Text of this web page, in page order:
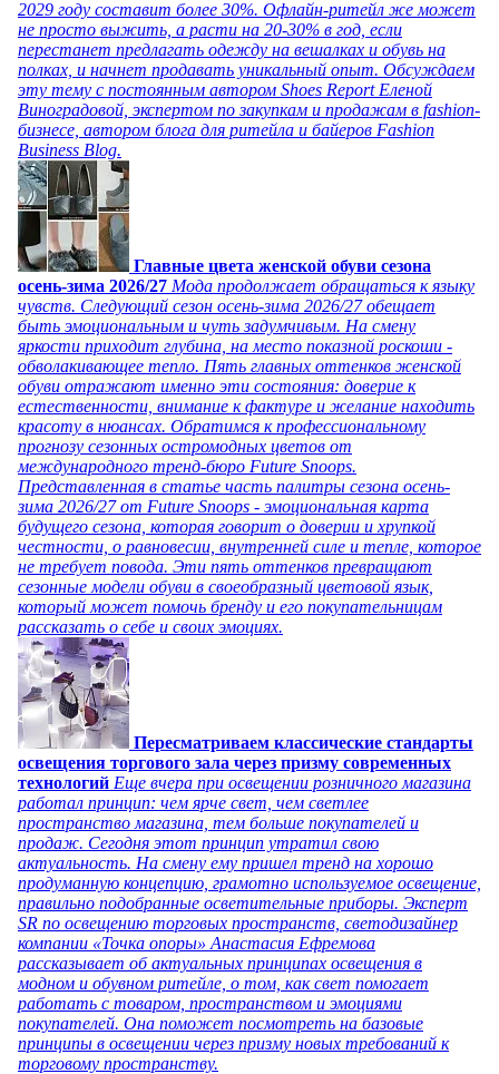
2029 году составит более 30%. Офлайн-ритейл же может
не просто выжить, а расти на 20-30% в год, если
перестанет предлагать одежду на вешалках и обувь на
полках, и начнет продавать уникальный опыт. Обсуждаем
эту тему с постоянным автором Shoes Report Еленой
Виноградовой, экспертом по закупкам и продажам в fashion-
бизнесе, автором блога для ритейла и байеров Fashion
Business Blog.
Главные цвета женской обуви сезона
осень-зима 2026/27 Мода продолжает обращаться к языку
чувств. Следующий сезон осень-зима 2026/27 обещает
быть эмоциональным и чуть задумчивым. На смену
яркости приходит глубина, на место показной роскоши -
обволакивающее тепло. Пять главных оттенков женской
обуви отражают именно эти состояния: доверие к
естественности, внимание к фактуре и желание находить
красоту в нюансах. Обратимся к профессиональному
прогнозу сезонных остромодных цветов от
международного тренд-бюро Future Snoops.
Представленная в статье часть палитры сезона осень-
зима 2026/27 от Future Snoops - эмоциональная карта
будущего сезона, которая говорит о доверии и хрупкой
честности, о равновесии, внутренней силе и тепле, которое
не требует повода. Эти пять оттенков превращают
сезонные модели обуви в своеобразный цветовой язык,
который может помочь бренду и его покупательницам
рассказать о себе и своих эмоциях.
Пересматриваем классические стандарты
освещения торгового зала через призму современных
технологий Еще вчера при освещении розничного магазина
работал принцип: чем ярче свет, чем светлее
пространство магазина, тем больше покупателей и
продаж. Сегодня этот принцип утратил свою
актуальность. На смену ему пришел тренд на хорошо
продуманную концепцию, грамотно используемое освещение,
правильно подобранные осветительные приборы. Эксперт
SR по освещению торговых пространств, светодизайнер
компании «Точка опоры» Анастасия Ефремова
рассказывает об актуальных принципах освещения в
модном и обувном ритейле, о том, как свет помогает
работать с товаром, пространством и эмоциями
покупателей. Она поможет посмотреть на базовые
принципы в освещении через призму новых требований к
торговому пространству.